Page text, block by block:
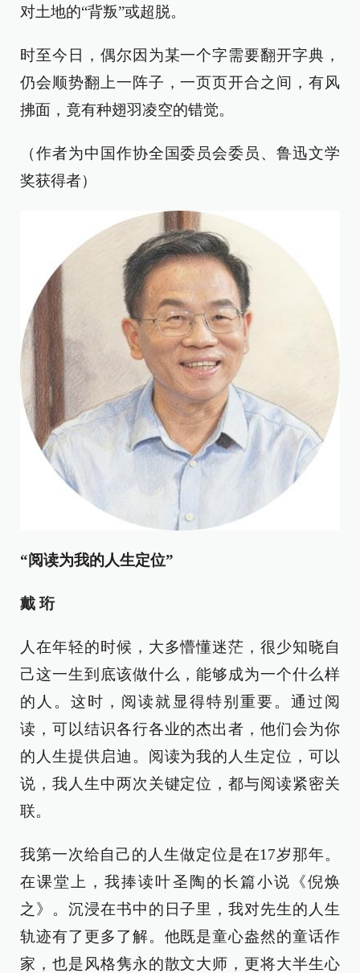
对土地的“背叛”或超脱。
时至今日，偶尔因为某一个字需要翻开字典，
仍会顺势翻上一阵子，一页页开合之间，有风
拂面，竟有种翅羽凌空的错觉。
（作者为中国作协全国委员会委员、鲁迅文学
奖获得者）
“阅读为我的人生定位”
戴 珩
人在年轻的时候，大多懵懂迷茫，很少知晓自
己这一生到底该做什么，能够成为一个什么样
的人。这时，阅读就显得特别重要。通过阅
读，可以结识各行各业的杰出者，他们会为你
的人生提供启迪。阅读为我的人生定位，可以
说，我人生中两次关键定位，都与阅读紧密关
联。
我第一次给自己的人生做定位是在17岁那年。
在课堂上，我捧读叶圣陶的长篇小说《倪焕
之》。沉浸在书中的日子里，我对先生的人生
轨迹有了更多了解。他既是童心盎然的童话作
家，也是风格隽永的散文大师，更将大半生心